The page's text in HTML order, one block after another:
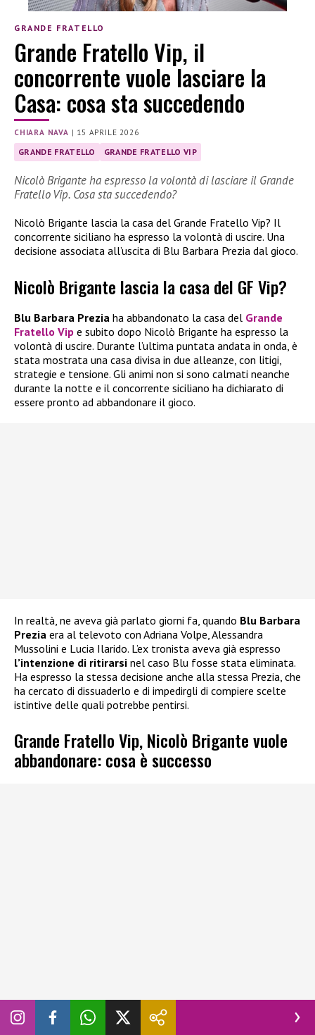
GRANDE FRATELLO
Grande Fratello Vip, il
concorrente vuole lasciare la
Casa: cosa sta succedendo
CHIARA NAVA | 15 APRILE 2026
GRANDE FRATELLO GRANDE FRATELLO VIP
Nicolò Brigante ha espresso la volontà di lasciare il Grande
Fratello Vip. Cosa sta succedendo?
Nicolò Brigante lascia la casa del Grande Fratello Vip? Il
concorrente siciliano ha espresso la volontà di uscire. Una
decisione associata all’uscita di Blu Barbara Prezia dal gioco.
Nicolò Brigante lascia la casa del GF Vip?
Blu Barbara Prezia ha abbandonato la casa del Grande
Fratello Vip e subito dopo Nicolò Brigante ha espresso la
volontà di uscire. Durante l’ultima puntata andata in onda, è
stata mostrata una casa divisa in due alleanze, con litigi,
strategie e tensione. Gli animi non si sono calmati neanche
durante la notte e il concorrente siciliano ha dichiarato di
essere pronto ad abbandonare il gioco.
In realtà, ne aveva già parlato giorni fa, quando Blu Barbara
Prezia era al televoto con Adriana Volpe, Alessandra
Mussolini e Lucia Ilarido. L’ex tronista aveva già espresso
l’intenzione di ritirarsi nel caso Blu fosse stata eliminata.
Ha espresso la stessa decisione anche alla stessa Prezia, che
ha cercato di dissuaderlo e di impedirgli di compiere scelte
istintive delle quali potrebbe pentirsi.
Grande Fratello Vip, Nicolò Brigante vuole
abbandonare: cosa è successo